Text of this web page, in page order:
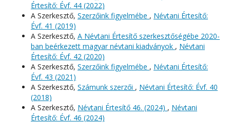
Értesítő: Évf. 44 (2022)
A Szerkesztő, Szerzőink figyelmébe , Névtani Értesítő:
Évf. 41 (2019)
A Szerkesztő, A Névtani Értesítő szerkesztőségébe 2020-
ban beérkezett magyar névtani kiadványok , Névtani
Értesítő: Évf. 42 (2020)
A Szerkesztő, Szerzőink figyelmébe , Névtani Értesítő:
Évf. 43 (2021)
A Szerkesztő, Számunk szerzői , Névtani Értesítő: Évf. 40
(2018)
A Szerkesztő, Névtani Értesítő 46. (2024) , Névtani
Értesítő: Évf. 46 (2024)